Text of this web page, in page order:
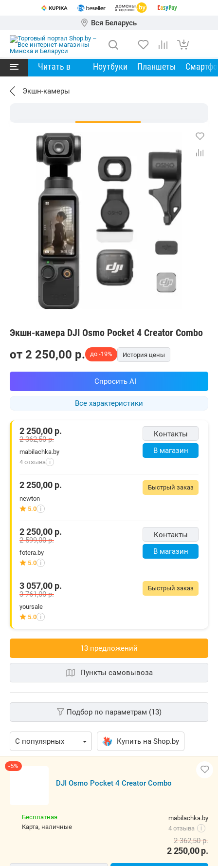
Вся Беларусь
Читать в Ноутбуки Планшеты
Экшн-камеры
Экшн-камера DJI Osmo Pocket 4 Creator Combo
Все характеристики
от 2 250,00 p. до -19% История цены
Спросить AI
Контакты
В магазин
2 250,00 р.
2 362,50р.
mabilachka.by
4 отзыва
i
Быстрый заказ
2 250,00 р.
newton
5.0 i
Контакты
В магазин
2 250,00 р.
2 599,00р.
fotera.by
5.0 i
Быстрый заказ
3 057,00 р.
3 761,00р.
yoursale
5.0 i
13 предложений
Пункты самовывоза
Подбор по параметрам (13)
Купить на Shop.by
-5%
DJI Osmo Pocket 4 Creator Combo
mabilachka.by
4 отзыва
i
Бесплатная
карта, наличные
2 250,00р.
2 362,50р.